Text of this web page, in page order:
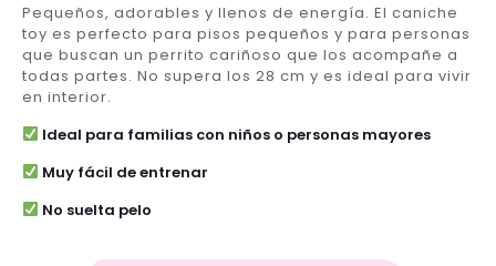
Pequeños, adorables y llenos de energía. El caniche
toy es perfecto para pisos pequeños y para personas
que buscan un perrito cariñoso que los acompañe a
todas partes. No supera los 28 cm y es ideal para vivir
en interior.
Ideal para familias con niños o personas mayores
Muy fácil de entrenar
No suelta pelo